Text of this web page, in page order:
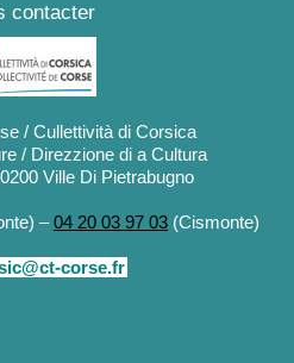
contacter
/ Cullettività di Corsica
/ Direzzione di a Cultura
Ville Di Pietrabugno
–04 20 03 97 03 (Cismonte)
corse.fr